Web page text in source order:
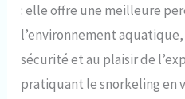
: elle offre une meilleure
l’environnement
sécurité et au plaisir de
pratiquant le snorkeling en